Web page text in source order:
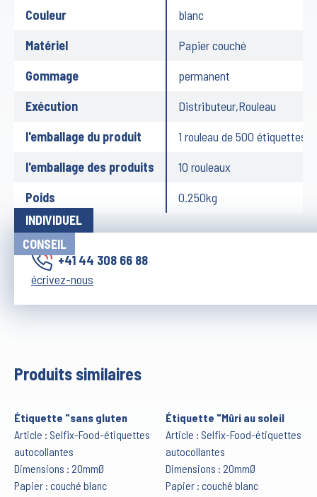
Couleur
blanc
Matériel
Papier couché
Gommage
permanent
Exécution
Distributeur,Rouleau
l'emballage du produit
1 rouleau de 500 étiquettes
l'emballage des produits
10 rouleaux
Poids
0.250kg
INDIVIDUEL
CONSEIL
+41 44 308 66 88
écrivez-nous
Produits similaires
Étiquette "sans gluten
Article : Selfix-Food-étiquettes
autocollantes
Dimensions : 20mmØ
Papier : couché blanc
Étiquette "Mûri au soleil
Article : Selfix-Food-étiquettes
autocollantes
Dimensions : 20mmØ
Papier : couché blanc